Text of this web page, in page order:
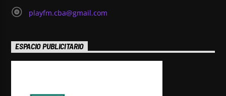
playfm.cba@gmail.com
ESPACIO PUBLICITARIO